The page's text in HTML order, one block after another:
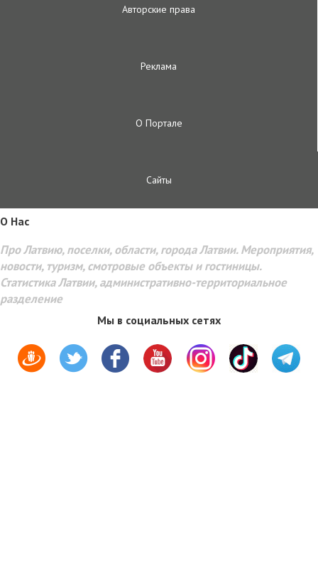
Авторские права
Реклама
О Портале
Сайты
O Hac
Про Латвию, поселки, области, города Латвии. Мероприятия,
новости, туризм, смотровые объекты и гостиницы.
Статистика Латвии, административно-территориальное
разделение
Мы в социальных сетях